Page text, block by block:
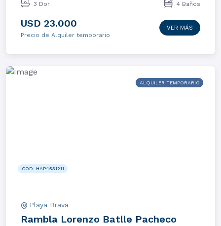
3 Dor. 4 Baños
USD 23.000
Precio de Alquiler temporario
VER MÁS
ALQUILER TEMPORARIO
COD. HAP4531211
Playa Brava
Rambla Lorenzo Batlle Pacheco